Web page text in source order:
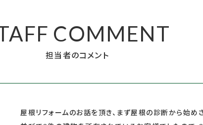
COMMENT
担当者のコメント
屋根リフォームのお話を頂き、まず屋根の診断から始め